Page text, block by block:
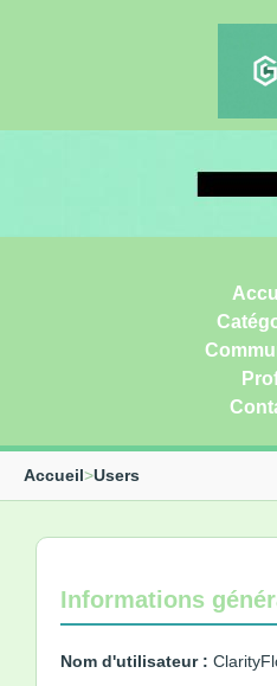
Accueil>Users
Informations
Nom d'utilisateur :